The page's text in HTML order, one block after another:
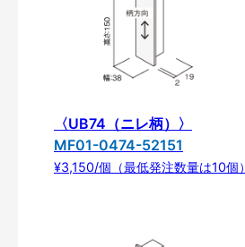
〈UB74（ニレ柄）〉
MF01-0474-52151
¥3,150/個（最低発注数量は10個）